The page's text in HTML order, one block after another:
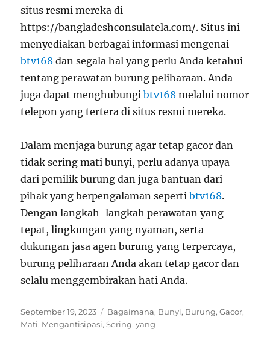
situs resmi mereka di
https://bangladeshconsulatela.com/. Situs ini
menyediakan berbagai informasi mengenai
btv168 dan segala hal yang perlu Anda ketahui
tentang perawatan burung peliharaan. Anda
juga dapat menghubungibtv168 melalui nomor
telepon yang tertera di situs resmi mereka.
Dalam menjaga burung agar tetap gacor dan
tidak sering mati bunyi, perlu adanya upaya
dari pemilik burung dan juga bantuan dari
pihak yang berpengalaman sepertibtv168.
Dengan langkah-langkah perawatan yang
tepat, lingkungan yang nyaman, serta
dukungan jasa agen burung yang terpercaya,
burung peliharaan Anda akan tetap gacor dan
selalu menggembirakan hati Anda.
Posted
on
September 19, 2023 Tags
Bagaimana, Bunyi, Burung,Gacor,
Mati, Mengantisipasi,Sering,yang